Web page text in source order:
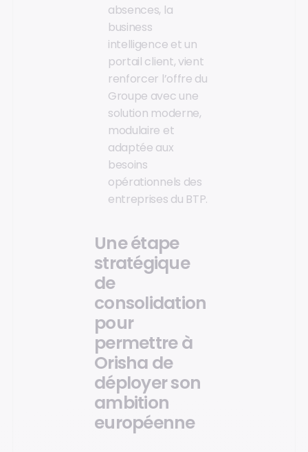
absences, la
business
intelligence et un
portail client, vient
renforcer l’offre du
Groupe avec une
solution moderne,
modulaire et
adaptée aux
besoins
opérationnels des
entreprises du BTP.
Une étape
stratégique
de
consolidation
pour
permettre à
Orisha de
déployer son
ambition
européenne